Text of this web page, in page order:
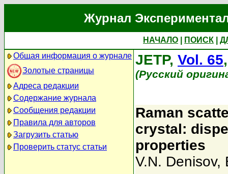
Журнал
НАЧАЛО ПОИСК
Общая информация о журнале
Золотые страницы
Адреса редакции
Содержание журнала
Сообщения редакции
Правила для авторов
Загрузить статью
Проверить статус статьи
JETP, Vol. 65
(Русский
Raman
crystal:
properties
V.N. Denisov,